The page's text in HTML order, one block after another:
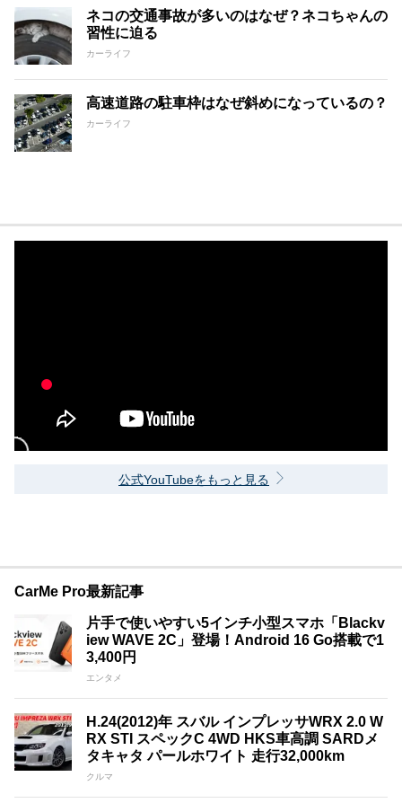
ネコの交通事故が多いのはなぜ？ネコちゃんの
習性に迫る
カーライフ
高速道路の駐車枠はなぜ斜めになっているの？
カーライフ
公式YouTubeをもっと見る
CarMe Pro最新記事
片手で使いやすい5インチ小型スマホ「Blackv
iew WAVE 2C」登場！Android 16 Go搭載で1
3,400円
エンタメ
H.24(2012)年 スバル インプレッサWRX 2.0 W
RX STI スペックC 4WD HKS車高調 SARDメ
タキャタ パールホワイト 走行32,000km
クルマ